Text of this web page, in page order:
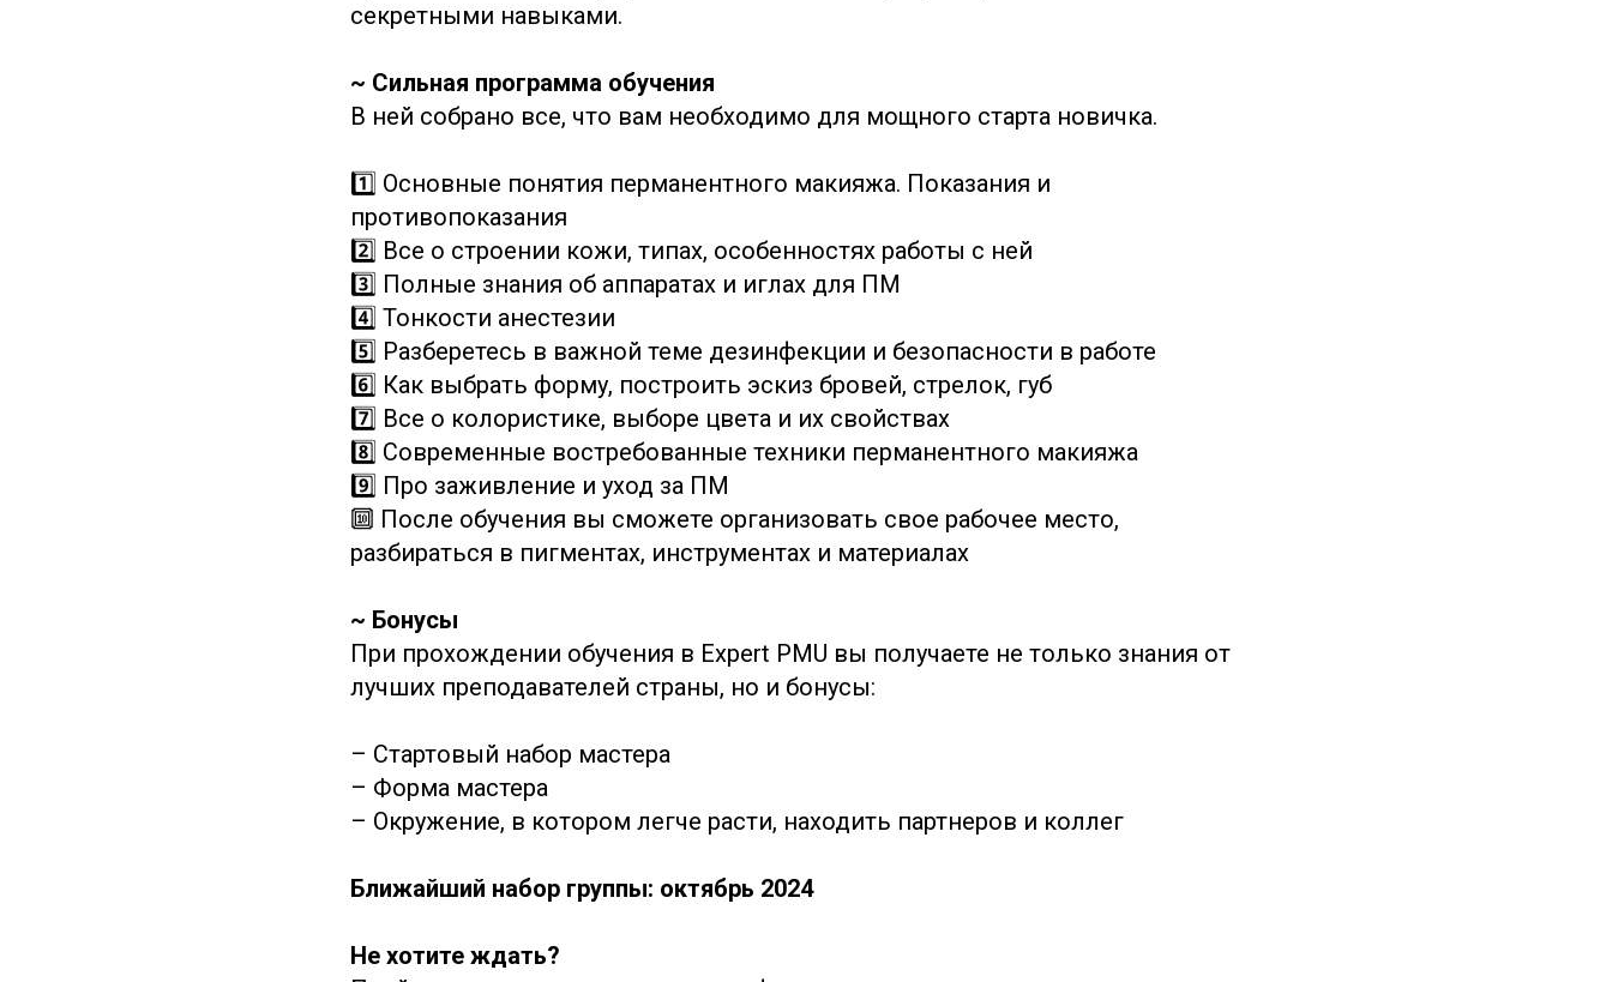
секретными навыками.
~ Сильная программа обучения
В ней собрано все, что вам необходимо для мощного старта новичка.
1️⃣ Основные понятия перманентного макияжа. Показания и
противопоказания
2️⃣ Все о строении кожи, типах, особенностях работы с ней
3️⃣ Полные знания об аппаратах и иглах для ПМ
4️⃣ Тонкости анестезии
5️⃣ Разберетесь в важной теме дезинфекции и безопасности в работе
6️⃣ Как выбрать форму, построить эскиз бровей, стрелок, губ
7️⃣ Все о колористике, выборе цвета и их свойствах
8️⃣ Современные востребованные техники перманентного макияжа
9️⃣ Про заживление и уход за ПМ
🔟 После обучения вы сможете организовать свое рабочее место,
разбираться в пигментах, инструментах и материалах
~ Бонусы
При прохождении обучения в Expert PMU вы получаете не только знания от
лучших преподавателей страны, но и бонусы:
– Стартовый набор мастера
– Форма мастера
– Окружение, в котором легче расти, находить партнеров и коллег
Ближайший набор группы: октябрь 2024
Не хотите ждать?